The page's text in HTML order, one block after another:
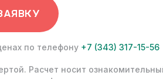
по телефону +7 (343) 317-15-56
Расчет носит